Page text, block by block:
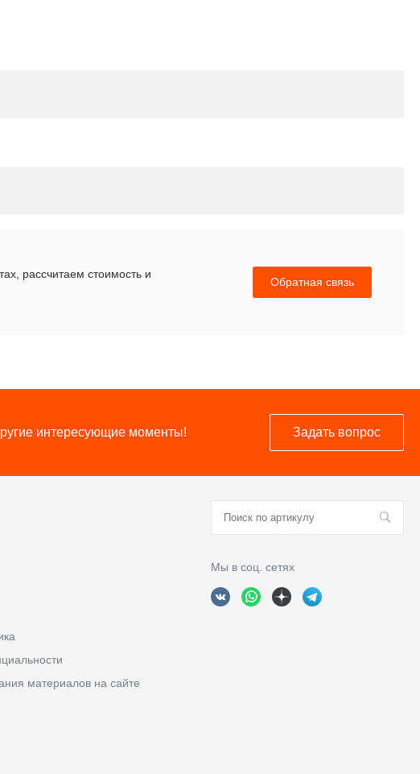
рассчитаем стоимость и
Обратная связь
интересующие моменты! Задать вопрос
материалов на сайте
Мы в соц. сетях